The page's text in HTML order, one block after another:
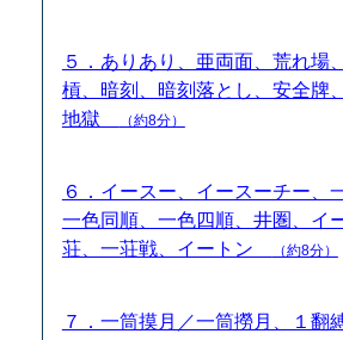
５．ありあり、亜両面、荒れ場
槓、暗刻、暗刻落とし、安全牌
地獄
（約8分）
６．イースー、イースーチー、
一色同順、一色四順、井圏、イ
荘、一荘戦、イートン
（約8分）
７．一筒摸月／一筒撈月、１翻